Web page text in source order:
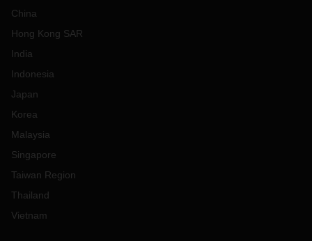
China
Hong Kong SAR
India
Indonesia
Japan
Korea
Malaysia
Singapore
Taiwan Region
Thailand
Vietnam